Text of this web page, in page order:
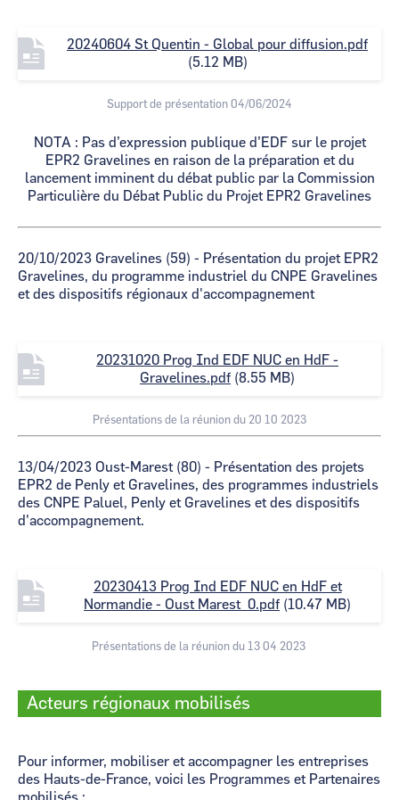
F20240604 St Quentin - Global pour diffusion.pdf
(5.12 MB)
Support de présentation 04/06/2024
NOTA : Pas d’expression publique d’EDF sur le projet
EPR2 Gravelines en raison de la préparation et du
lancement imminent du débat public par la Commission
Particulière du Débat Public du Projet EPR2 Gravelines
20/10/2023 Gravelines (59) - Présentation du projet EPR2
Gravelines, du programme industriel du CNPE Gravelines
et des dispositifs régionaux d'accompagnement
20231020 Prog Ind EDF NUC en HdF -
Gravelines.pdf (8.55 MB)
Présentations de la réunion du 20 10 2023
13/04/2023 Oust-Marest (80) - Présentation des projets
EPR2 de Penly et Gravelines, des programmes industriels
des CNPE Paluel, Penly et Gravelines et des dispositifs
d'accompagnement.
20230413 Prog Ind EDF NUC en HdF et
Normandie - Oust Marest_0.pdf (10.47 MB)
Présentations de la réunion du 13 04 2023
Acteurs régionaux mobilisés
Pour informer, mobiliser et accompagner les entreprises
des Hauts-de-France, voici les Programmes et Partenaires
mobilisés :